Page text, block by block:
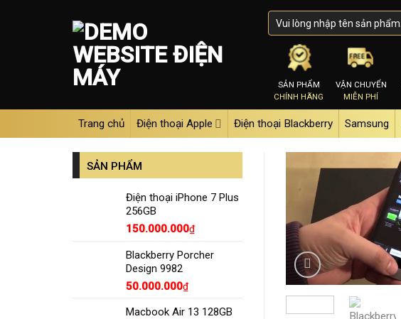
SẢN PHẨM
CHÍNH HÃNG
VẬN CHUYỂN
MIỄN PHÍ
Trang chủ Điện thoại Apple Điện thoại Blackberry Samsung
SẢN PHẨM
Điện thoại iPhone 7 Plus
256GB
150.000.000₫
Blackberry Porcher
Design 9982
50.000.000₫
Macbook Air 13 128GB